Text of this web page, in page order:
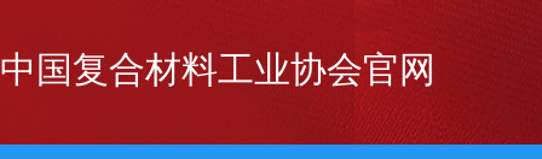
中国复合材料工业协会官网